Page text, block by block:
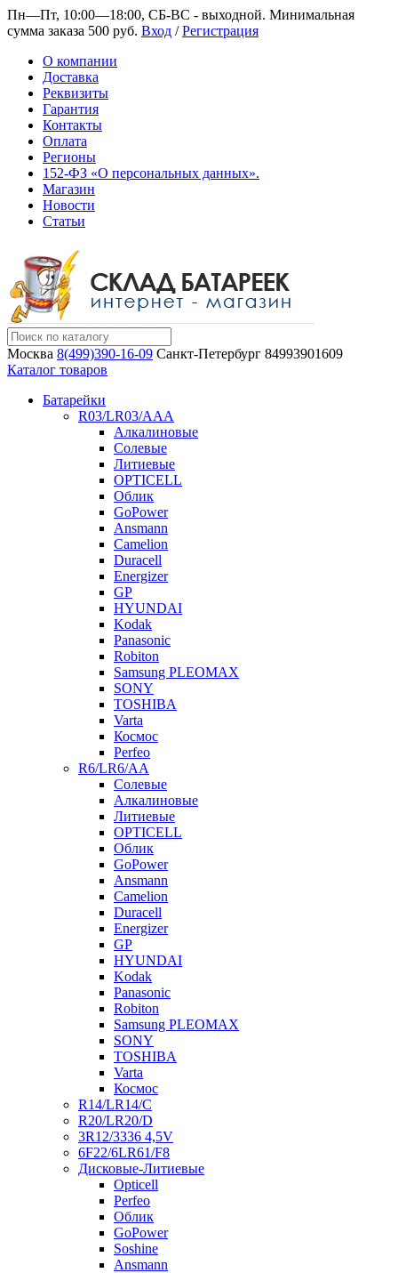
Пн—Пт, 10:00—18:00, СБ-ВС - выходной. Минимальная
сумма заказа 500 руб. Вход /Регистрация
О компании
Доставка
Реквизиты
Гарантия
Контакты
Оплата
Регионы
152-ФЗ «О персональных данных».
Магазин
Новости
Статьи
Москва 8(499)390-16-09 Санкт-Петербург 84993901609
Каталог товаров
Батарейки
R03/LR03/AAA
Алкалиновые
Солевые
Литиевые
OPTICELL
Облик
GoPower
Ansmann
Camelion
Duracell
Energizer
GP
HYUNDAI
Kodak
Panasonic
Robiton
Samsung PLEOMAX
SONY
TOSHIBA
Varta
Космос
Perfeo
R6/LR6/AA
Солевые
Алкалиновые
Литиевые
OPTICELL
Облик
GoPower
Ansmann
Camelion
Duracell
Energizer
GP
HYUNDAI
Kodak
Panasonic
Robiton
Samsung PLEOMAX
SONY
TOSHIBA
Varta
Космос
R14/LR14/C
R20/LR20/D
3R12/3336 4,5V
6F22/6LR61/F8
Дисковые-Литиевые
Opticell
Perfeo
Облик
GoPower
Soshine
Ansmann